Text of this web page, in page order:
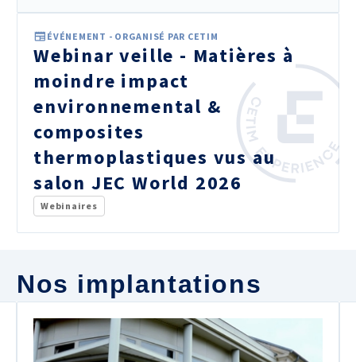
ÉVÉNEMENT - ORGANISÉ PAR CETIM
Webinar veille - Matières à
moindre impact
environnemental &
composites
thermoplastiques vus au
salon JEC World 2026
Webinaires
Nos implantations